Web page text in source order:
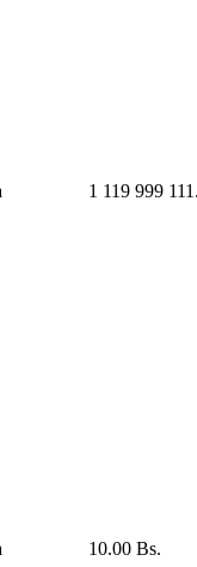
1 119 999
10.00 Bs.